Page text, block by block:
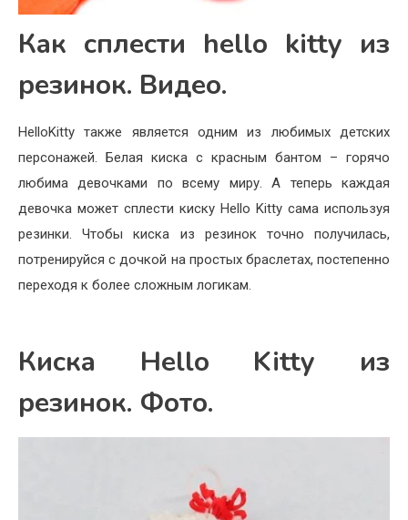
Как сплести hello kitty из
резинок. Видео.
HelloKitty также является одним из любимых детских
персонажей. Белая киска с красным бантом – горячо
любима девочками по всему миру. А теперь каждая
девочка может сплести киску Hello Kitty сама используя
резинки. Чтобы киска из резинок точно получилась,
потренируйся с дочкой на простых браслетах, постепенно
переходя к более сложным логикам.
Киска Hello Kitty из
резинок. Фото.